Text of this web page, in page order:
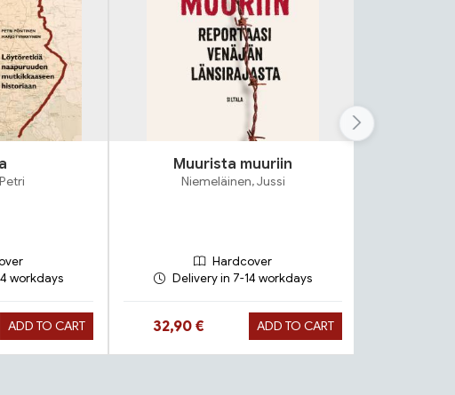
workdays
ADD TO CART
Muurista muuriin
Niemeläinen, Jussi
Hardcover
Delivery in 7-14 workdays
Hinta nyt
32,90 € ADD TO CART